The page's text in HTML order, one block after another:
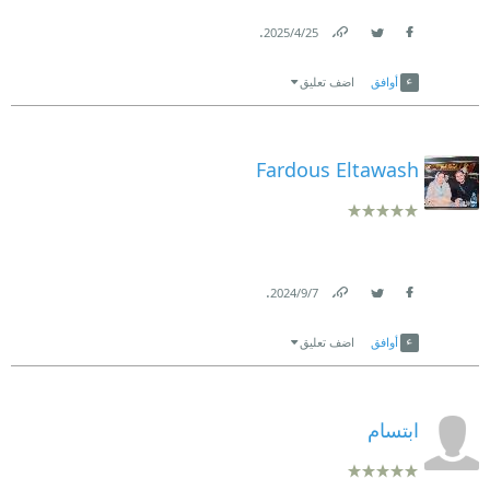
25‏/4‏/2025
.
أوافق اضف تعليق
Fardous Eltawash
7‏/9‏/2024
.
أوافق اضف تعليق
ابتسام